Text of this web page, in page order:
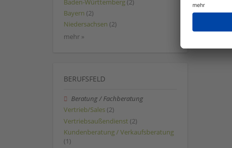
Baden-Württemberg (2)
Bayern (2)
Niedersachsen (2)
mehr »
BERUFSFELD
Beratung / Fachberatung
Vertrieb/Sales (2)
Vertriebsaußendienst (2)
Kundenberatung / Verkaufsberatung
(1)